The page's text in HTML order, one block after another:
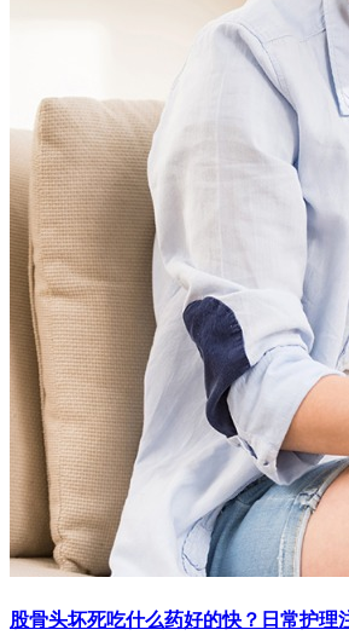
股骨头坏死吃什么药好的快？日常护理